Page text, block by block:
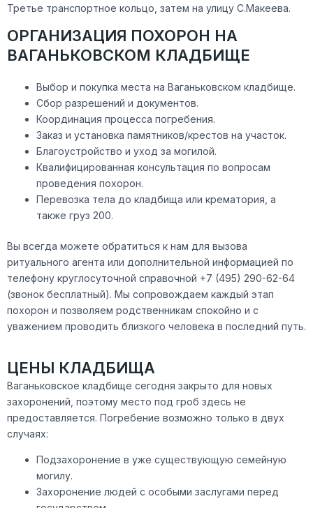
Третье транспортное кольцо, затем на улицу С.Макеева.
ОРГАНИЗАЦИЯ ПОХОРОН НА
ВАГАНЬКОВСКОМ КЛАДБИЩЕ
Выбор и покупка места на Ваганьковском кладбище.
Сбор разрешений и документов.
Координация процесса погребения.
Заказ и установка памятников/крестов на участок.
Благоустройство и уход за могилой.
Квалифицированная консультация по вопросам
проведения похорон.
Перевозка тела до кладбища или крематория, а
также груз 200.
Вы всегда можете обратиться к нам для вызова
ритуального агента или дополнительной информацией по
телефону круглосуточной справочной +7 (495) 290-62-64
(звонок бесплатный). Мы сопровождаем каждый этап
похорон и позволяем родственникам спокойно и с
уважением проводить близкого человека в последний путь.
ЦЕНЫ КЛАДБИЩА
Ваганьковское кладбище сегодня закрыто для новых
захоронений, поэтому место под гроб здесь не
предоставляется. Погребение возможно только в двух
случаях:
Подзахоронение в уже существующую семейную
могилу.
Захоронение людей с особыми заслугами перед